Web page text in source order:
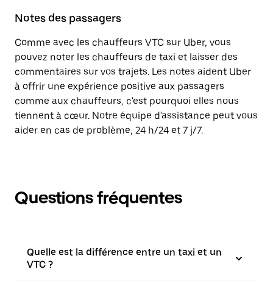
Notes des passagers
Comme avec les chauffeurs VTC sur Uber, vous
pouvez noter les chauffeurs de taxi et laisser des
commentaires sur vos trajets. Les notes aident Uber
à offrir une expérience positive aux passagers
comme aux chauffeurs, c'est pourquoi elles nous
tiennent à cœur. Notre équipe d'assistance peut vous
aider en cas de problème, 24 h/24 et 7 j/7.
Questions fréquentes
Quelle est la différence entre un taxi et un
VTC ?